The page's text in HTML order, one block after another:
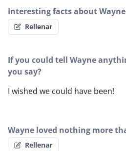
Interesting facts about Wayne
Rellenar
If you could tell Wayne
you say?
I wished we could have been!
Wayne loved nothing more
Rellenar